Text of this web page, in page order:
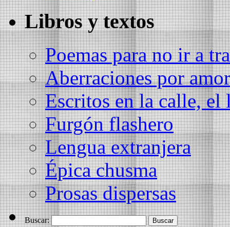
Libros y textos
Poemas para no ir a
Aberraciones por amor
Escritos en la calle, el
Furgón flashero
Lengua extranjera
Épica chusma
Prosas dispersas
Buscar: